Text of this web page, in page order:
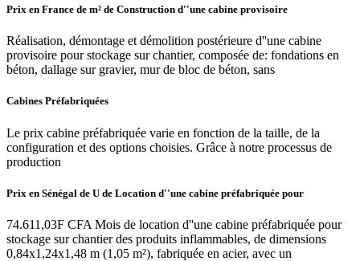
Prix en France de m² de Construction d''une cabine provisoire
Réalisation, démontage et démolition postérieure d''une cabine
provisoire pour stockage sur chantier, composée de: fondations en
béton, dallage sur gravier, mur de bloc de béton, sans
Cabines Préfabriquées
Le prix cabine préfabriquée varie en fonction de la taille, de la
configuration et des options choisies. Grâce à notre processus de
production
Prix en Sénégal de U de Location d''une cabine préfabriquée pour
74.611,03F CFA Mois de location d''une cabine préfabriquée pour
stockage sur chantier des produits inflammables, de dimensions
0,84x1,24x1,48 m (1,05 m²), fabriquée en acier, avec un